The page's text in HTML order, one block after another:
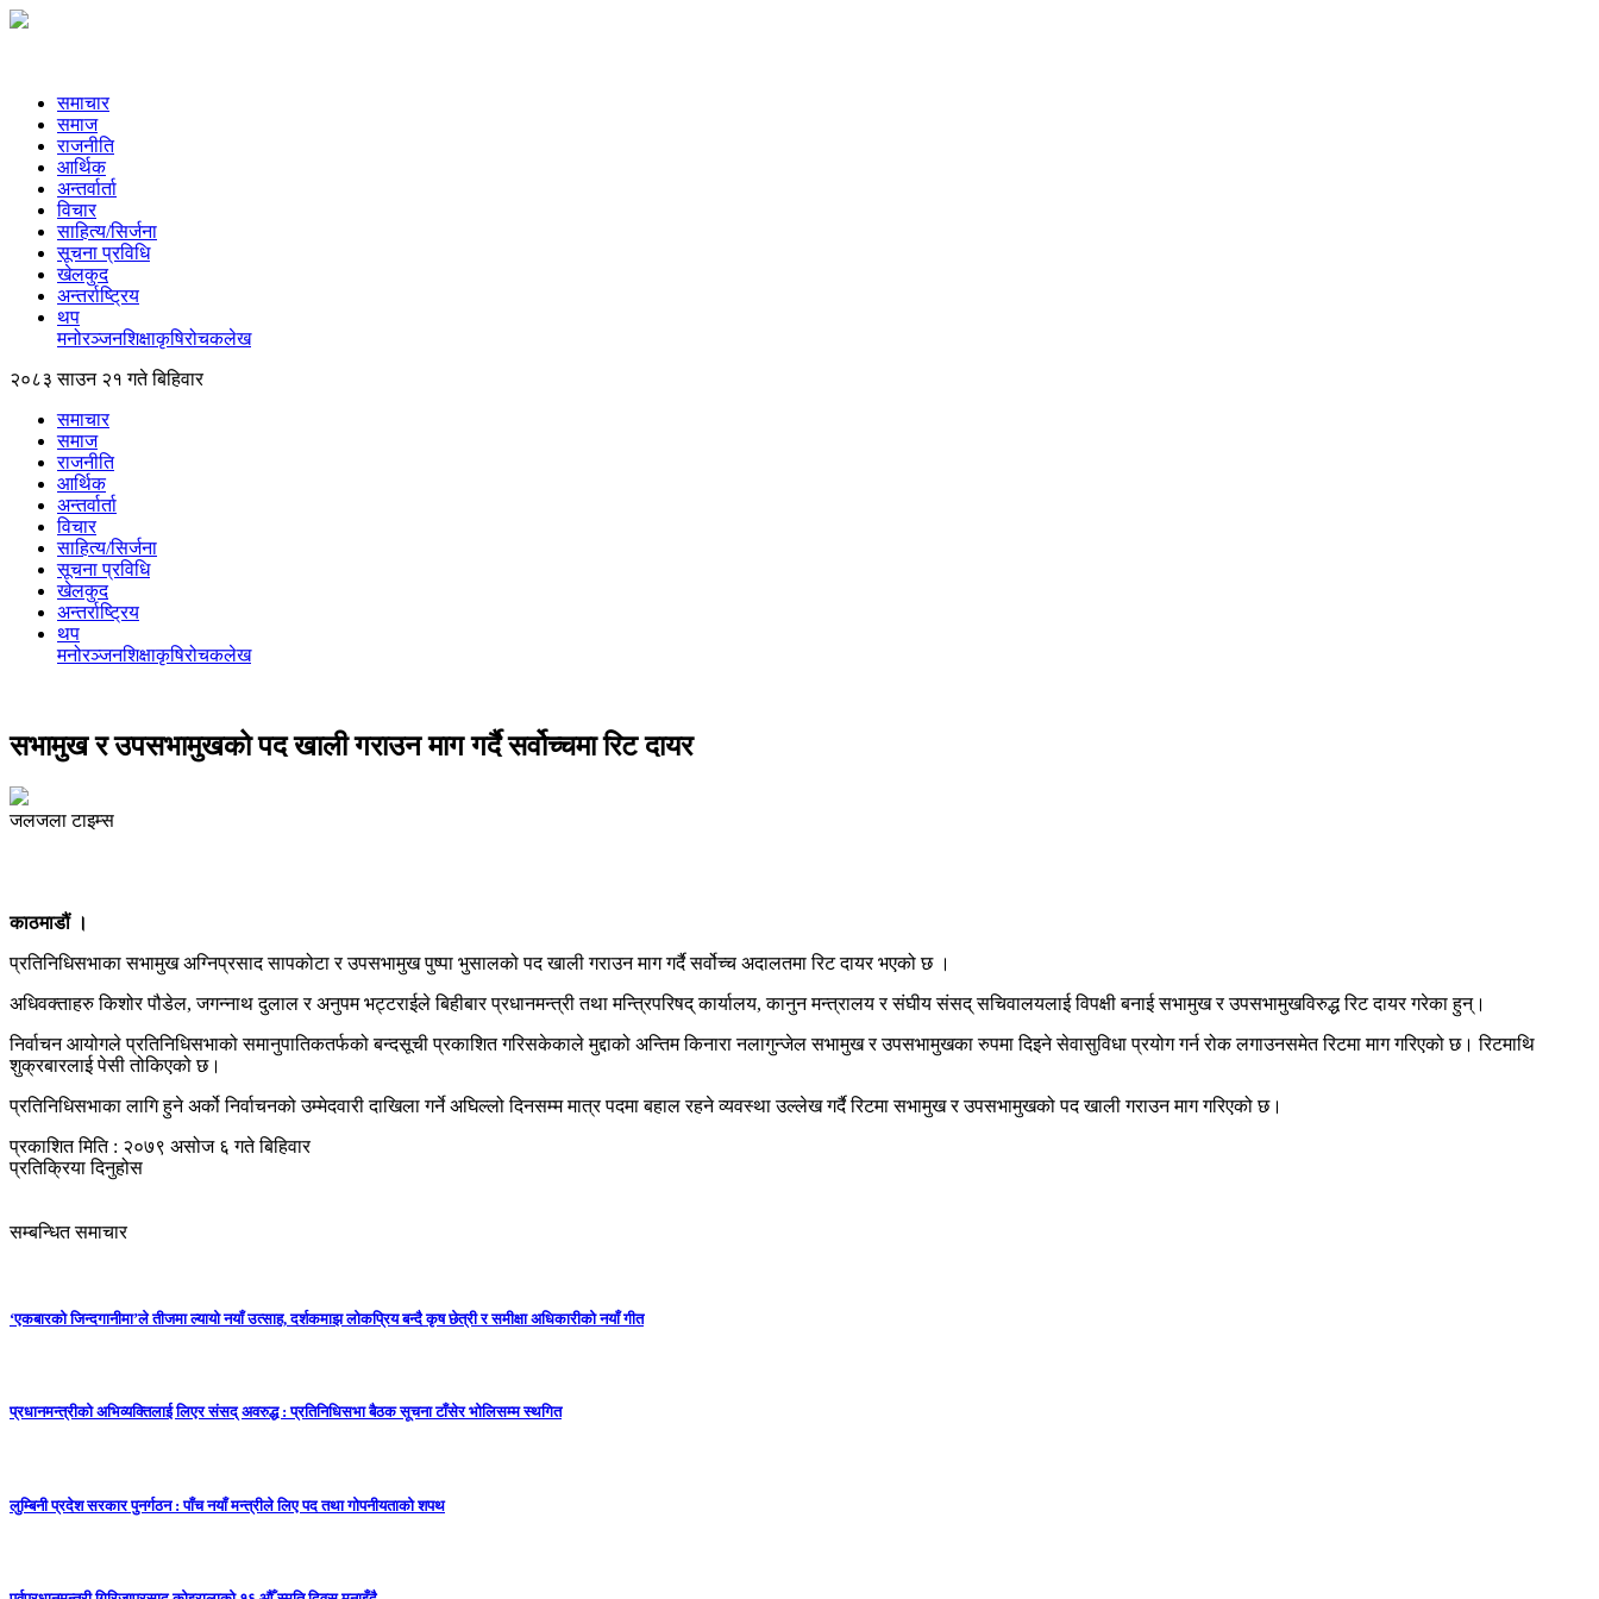
समाचार
समाज
राजनीति
आर्थिक
अन्तर्वार्ता
विचार
साहित्य/सिर्जना
सूचना प्रविधि
खेलकुद
अन्तर्राष्ट्रिय
थप
मनोरञ्‍जनशिक्षाकृषिरोचकलेख
२०८३ साउन २१ गते बिहिवार
समाचार
समाज
राजनीति
आर्थिक
अन्तर्वार्ता
विचार
साहित्य/सिर्जना
सूचना प्रविधि
खेलकुद
अन्तर्राष्ट्रिय
थप
मनोरञ्‍जनशिक्षाकृषिरोचकलेख
सभामुख र उपसभामुखको पद खाली गराउन माग गर्दै सर्वोच्चमा रिट दायर
जलजला टाइम्स
काठमाडौं ।
प्रतिनिधिसभाका सभामुख अग्निप्रसाद सापकोटा र उपसभामुख पुष्पा भुसालको पद खाली गराउन माग गर्दै सर्वोच्च अदालतमा रिट दायर भएको छ ।
अधिवक्ताहरु किशोर पौडेल, जगन्नाथ दुलाल र अनुपम भट्टराईले बिहीबार प्रधानमन्त्री तथा मन्त्रिपरिषद् कार्यालय, कानुन मन्त्रालय र संघीय संसद् सचिवालयलाई विपक्षी बनाई सभामुख र उपसभामुखविरुद्ध रिट दायर गरेका हुन्।
निर्वाचन आयोगले प्रतिनिधिसभाको समानुपातिकतर्फको बन्दसूची प्रकाशित गरिसकेकाले मुद्दाको अन्तिम किनारा नलागुन्जेल सभामुख र उपसभामुखका रुपमा दिइने सेवासुविधा प्रयोग गर्न रोक लगाउनसमेत रिटमा माग गरिएको छ। रिटमाथि
शुक्रबारलाई पेसी तोकिएको छ।
प्रतिनिधिसभाका लागि हुने अर्को निर्वाचनको उम्मेदवारी दाखिला गर्ने अघिल्लो दिनसम्म मात्र पदमा बहाल रहने व्यवस्था उल्लेख गर्दै रिटमा सभामुख र उपसभामुखको पद खाली गराउन माग गरिएको छ।
प्रकाशित मिति : २०७९ असोज ६ गते बिहिवार
प्रतिक्रिया दिनुहोस
सम्बन्धित समाचार
‘एकबारको जिन्दगानीमा’ले तीजमा ल्यायो नयाँ उत्साह, दर्शकमाझ लोकप्रिय बन्दै कृष छेत्री र समीक्षा अधिकारीको नयाँ गीत
प्रधानमन्त्रीको अभिव्यक्तिलाई लिएर संसद् अवरुद्ध : प्रतिनिधिसभा बैठक सूचना टाँसेर भोलिसम्म स्थगित
लुम्बिनी प्रदेश सरकार पुनर्गठन : पाँच नयाँ मन्त्रीले लिए पद तथा गोपनीयताको शपथ